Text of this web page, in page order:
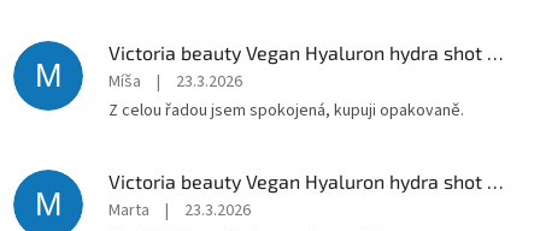
M
Victoria beauty Vegan Hyaluron hydra shot Hydratační sérum s aloe verou a kyselinou hyaluronovou 30 mL
Míša |
23.3.2026
Z celou řadou jsem spokojená, kupuji opakovaně.
M
Victoria beauty Vegan Hyaluron hydra shot Hydratační krém s aloe verou a kyselinou hyaluronovou pro citlivou pokožku 50 mL
Marta |
23.3.2026